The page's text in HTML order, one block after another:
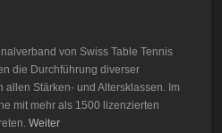
von Swiss Table Tennis
die Durchführung diverser
allen Stärken- und Altersklassen. Im
mit mehr als 1500 lizenzierten
Weiter